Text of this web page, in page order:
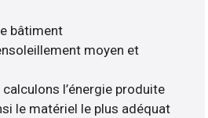
bâtiment
moyen et
l’énergie produite
le matériel le plus adéquat